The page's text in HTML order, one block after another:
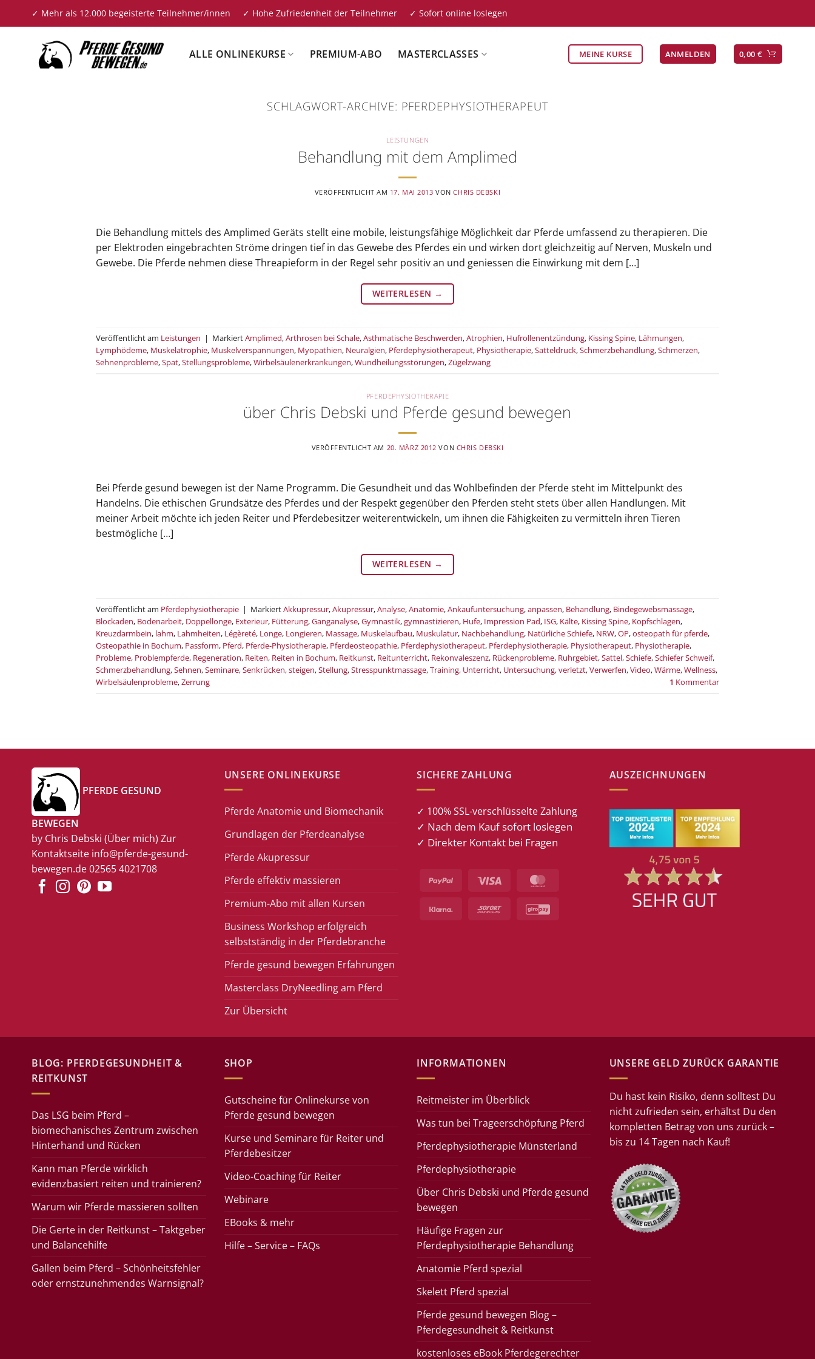
✓ Mehr als 12.000 begeisterte Teilnehmer/innen ✓ Hohe Zufriedenheit der Teilnehmer ✓ Sofort online loslegen
ALLE ONLINEKURSE PREMIUM-ABO MASTERCLASSES MEINE KURSE ANMELDEN 0,00 €
SCHLAGWORT-ARCHIVE: PFERDEPHYSIOTHERAPEUT
LEISTUNGEN
Behandlung mit dem Amplimed
VERÖFFENTLICHT AM 17. MAI 2013 VONCHRIS DEBSKI
Die Behandlung mittels des Amplimed Geräts stellt eine mobile, leistungsfähige Möglichkeit dar Pferde umfassend zu therapieren. Die
per Elektroden eingebrachten Ströme dringen tief in das Gewebe des Pferdes ein und wirken dort gleichzeitig auf Nerven, Muskeln und
Gewebe. Die Pferde nehmen diese Threapieform in der Regel sehr positiv an und geniessen die Einwirkung mit dem […]
WEITERLESEN →
Veröffentlicht am Leistungen | MarkiertAmplimed,Arthrosen bei Schale,Asthmatische Beschwerden,Atrophien, Hufrollenentzündung, Kissing Spine, Lähmungen,
Lymphödeme, Muskelatrophie, Muskelverspannungen, Myopathien, Neuralgien, Pferdephysiotherapeut, Physiotherapie,Satteldruck,Schmerzbehandlung,Schmerzen,
Sehnenprobleme,Spat,Stellungsprobleme,Wirbelsäulenerkrankungen,Wundheilungsstörungen,Zügelzwang
PFERDEPHYSIOTHERAPIE
über Chris Debski und Pferde gesund bewegen
VERÖFFENTLICHT AM 20. MÄRZ 2012 VON CHRIS DEBSKI
Bei Pferde gesund bewegen ist der Name Programm. Die Gesundheit und das Wohlbefinden der Pferde steht im Mittelpunkt des
Handelns. Die ethischen Grundsätze des Pferdes und der Respekt gegenüber den Pferden steht stets über allen Handlungen. Mit
meiner Arbeit möchte ich jeden Reiter und Pferdebesitzer weiterentwickeln, um ihnen die Fähigkeiten zu vermitteln ihren Tieren
bestmögliche […]
WEITERLESEN →
Veröffentlicht am Pferdephysiotherapie | MarkiertAkkupressur,Akupressur,Analyse,Anatomie,Ankaufuntersuchung,anpassen, Behandlung, Bindegewebsmassage,
Blockaden, Bodenarbeit, Doppellonge, Exterieur, Fütterung,Ganganalyse,Gymnastik,gymnastizieren, Hufe, Impression Pad, ISG, Kälte, Kissing Spine, Kopfschlagen,
Kreuzdarmbein, lahm, Lahmheiten, Légèreté, Longe, Longieren, Massage, Muskelaufbau, Muskulatur, Nachbehandlung, Natürliche Schiefe, NRW,OP,osteopath für pferde,
Osteopathie in Bochum, Passform, Pferd, Pferde-Physiotherapie, Pferdeosteopathie, Pferdephysiotherapeut, Pferdephysiotherapie, Physiotherapeut, Physiotherapie,
Probleme, Problempferde, Regeneration, Reiten, Reiten in Bochum, Reitkunst, Reitunterricht, Rekonvaleszenz, Rückenprobleme, Ruhrgebiet,Sattel,Schiefe,Schiefer Schweif,
Schmerzbehandlung,Sehnen,Seminare,Senkrücken,steigen,Stellung,Stresspunktmassage,Training, Unterricht, Untersuchung,verletzt,Verwerfen,Video,Wärme,Wellness,
Wirbelsäulenprobleme,Zerrung 1 Kommentar
PFERDE GESUND
BEWEGEN
by Chris Debski (Über mich) Zur
Kontaktseite info@pferde-gesund-
bewegen.de02565 4021708
UNSERE ONLINEKURSE
Pferde Anatomie und Biomechanik
Grundlagen der Pferdeanalyse
Pferde Akupressur
Pferde effektiv massieren
Premium-Abo mit allen Kursen
Business Workshop erfolgreich
selbstständig in der Pferdebranche
Pferde gesund bewegen Erfahrungen
Masterclass DryNeedling am Pferd
Zur Übersicht
SICHERE ZAHLUNG
✓ 100% SSL-verschlüsselte Zahlung
✓ Nach dem Kauf sofort loslegen
✓ Direkter Kontakt bei Fragen
PayPal
Klarna Sofort GiroPay
AUSZEICHNUNGEN
BLOG: PFERDEGESUNDHEIT &
REITKUNST
Das LSG beim Pferd –
biomechanisches Zentrum zwischen
Hinterhand und Rücken
Kann man Pferde wirklich
evidenzbasiert reiten und trainieren?
Warum wir Pferde massieren sollten
Die Gerte in der Reitkunst – Taktgeber
und Balancehilfe
Gallen beim Pferd – Schönheitsfehler
oder ernstzunehmendes Warnsignal?
SHOP
Gutscheine für Onlinekurse von
Pferde gesund bewegen
Kurse und Seminare für Reiter und
Pferdebesitzer
Video-Coaching für Reiter
Webinare
EBooks & mehr
Hilfe – Service – FAQs
INFORMATIONEN
Reitmeister im Überblick
Was tun bei Trageerschöpfung Pferd
Pferdephysiotherapie Münsterland
Pferdephysiotherapie
Über Chris Debski und Pferde gesund
bewegen
Häufige Fragen zur
Pferdephysiotherapie Behandlung
Anatomie Pferd spezial
Skelett Pferd spezial
Pferde gesund bewegen Blog –
Pferdegesundheit & Reitkunst
kostenloses eBook Pferdegerechter
UNSERE GELD ZURÜCK GARANTIE
Du hast kein Risiko, denn solltest Du
nicht zufrieden sein, erhältst Du den
kompletten Betrag von uns zurück –
bis zu 14 Tagen nach Kauf!